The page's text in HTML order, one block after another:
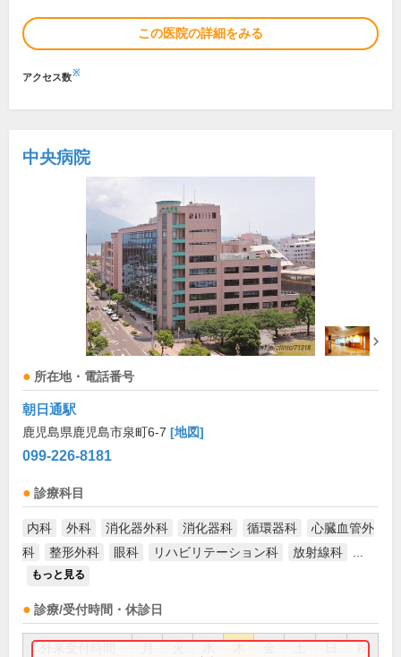
この医院の詳細をみる
アクセス数※
中央病院
所在地・電話番号
朝日通駅
鹿児島県鹿児島市泉町6-7 [地図]
099-226-8181
診療科目
内科 外科 消化器外科 消化器科 循環器科
心臓血管外
科
整形外科 眼科 リハビリテーション科 放射線科
もっと見る
診療/受付時間・休診日
祝